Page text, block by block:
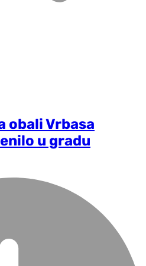
obali Vrbasa
u gradu